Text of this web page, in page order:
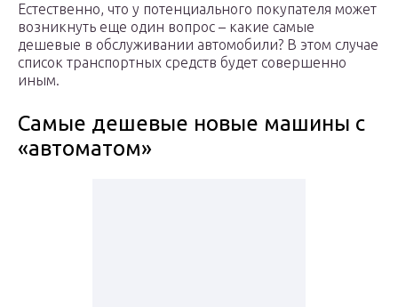
Естественно, что у потенциального покупателя может
возникнуть еще один вопрос – какие самые
дешевые в обслуживании автомобили? В этом случае
список транспортных средств будет совершенно
иным.
Самые дешевые новые машины с
«автоматом»